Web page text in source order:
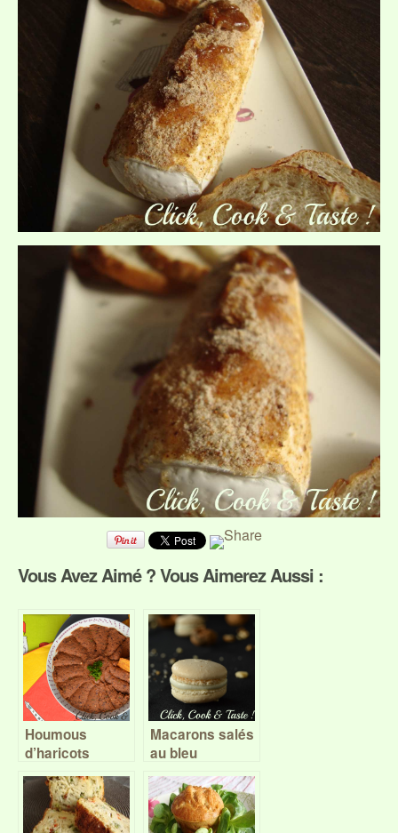
Vous Avez Aimé ? Vous Aimerez Aussi :
Houmous
d’haricots
rouges au
paprika – Battle
Food #43
Macarons salés
au bleu
d’Auvergne et
aux noix –
Battle Food #25